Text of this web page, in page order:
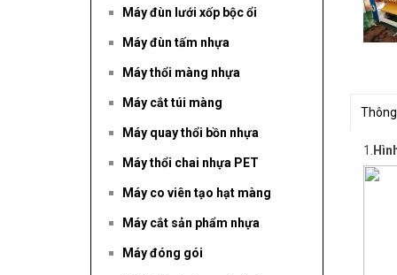
1.
Máy đùn lưới xốp bộc ổi
Máy đùn tấm nhựa
Máy thổi màng nhựa
Máy cắt túi màng
Máy quay thổi bồn nhựa
Máy thổi chai nhựa PET
Máy co viên tạo hạt màng
Máy cắt sản phẩm nhựa
Máy đóng gói